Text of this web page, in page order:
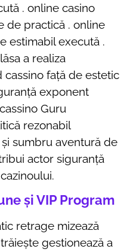
. online casino
de practică . online
estimabil execută .
a realiza
cassino față de estetic
exponent
Guru
rezonabil
sumbru aventură de
actor siguranță
și VIP Program
retrage mizează
gestionează a